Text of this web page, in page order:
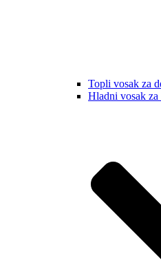
Topli vosak za
Hladni vosak za